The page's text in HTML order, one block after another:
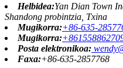
Helbidea:Yan Dian Town
Shandong probintzia, Txina
Mugikorra:+86-635-
Mugikorra:
Posta elektronikoa:
Faxa:+86-635-2857768